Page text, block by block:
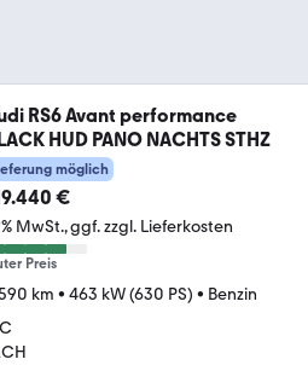
RS6 Avant performance
HUD PANO NACHTS STHZ
möglich
€
MwSt. ggf. zzgl. Lieferkosten
Preis
km • 463 kW (630 PS) • Benzin